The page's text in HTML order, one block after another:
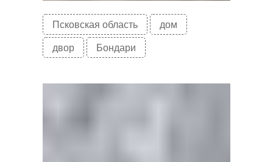
Псковская область
дом
двор
Бондари